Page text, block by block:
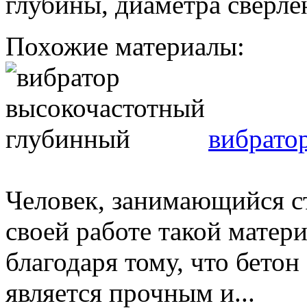
Похожие материалы:
Человек, занимающийся
своей работе такой
благодаря тому, что
является прочным и...